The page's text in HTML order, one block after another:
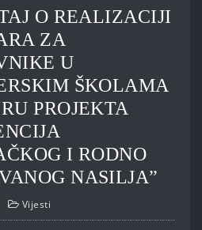
O REALIZACIJI
ZA
U
ŠKOLAMA
PROJEKTA
I RODNO
NASILJA”
Vijesti